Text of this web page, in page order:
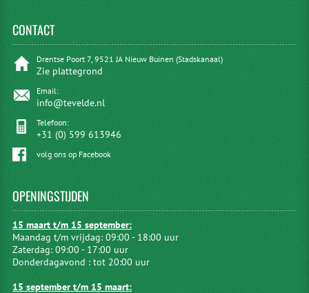
CONTACT
Drentse Poort 7, 9521 JA Nieuw Buinen (Stadskanaal)
Zie plattegrond
Email:
info@tevelde.nl
Telefoon:
+31 (0) 599 613946
volg ons op Facebook
OPENINGSTIJDEN
15 maart t/m 15 september:
Maandag t/m vrijdag: 09:00 - 18:00 uur
Zaterdag: 09:00 - 17:00 uur
Donderdagavond : tot 20:00 uur
15 september t/m 15 maart: